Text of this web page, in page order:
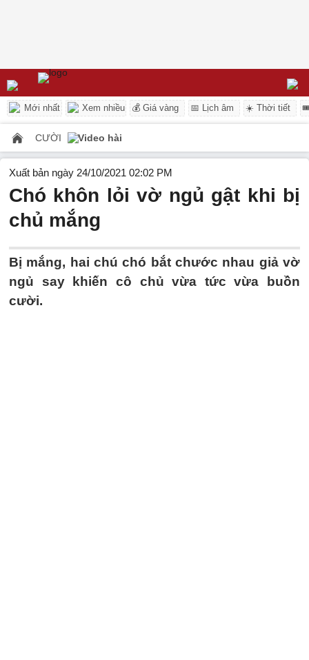
Mới nhất Xem nhiều 💰 Giá vàng 📅 Lịch âm ☀️ Thời tiết
CƯỜI Video hài
Xuất bản ngày 24/10/2021 02:02 PM
Chó khôn lỏi vờ ngủ gật khi bị
chủ mắng
Bị mắng, hai chú chó bắt chước nhau giả vờ
ngủ say khiến cô chủ vừa tức vừa buồn
cười.